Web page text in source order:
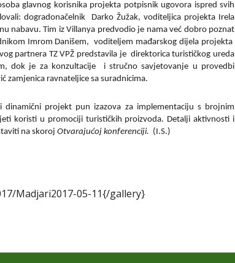
glavnog korisnika projekta potpisnik ugovora ispred svih
dogradonačelnik Darko Žužak, voditeljica projekta Irela
nabavu. Tim iz Villanya predvodio je nama već dobro poznat
Imrom Danišem, voditeljem mađarskog dijela projekta
partnera TZ VPŽ predstavila je direktorica turističkog ureda
dok je za konzultacije i stručno savjetovanje u provedbi
zamjenica ravnateljice sa suradnicima.
projekt pun izazova za implementaciju s brojnim
koristi u promociji turističkih proizvoda. Detalji aktivnosti i
na skoroj Otvarajućoj konferenciji. (I.S.)
Madjari2017-05-11{/gallery}